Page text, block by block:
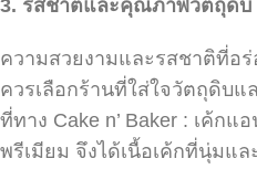
3. รสชาติและคุณภาพวัตถุดิบ
ความสวยงามและรสชาติที่อ
ควรเลือกร้านที่ใส่ใจวัตถุดิบ
ที่ทาง Cake n’ Baker : เค้กแ
พรีเมียม จึงได้เนื้อเค้กที่นุ่มแ